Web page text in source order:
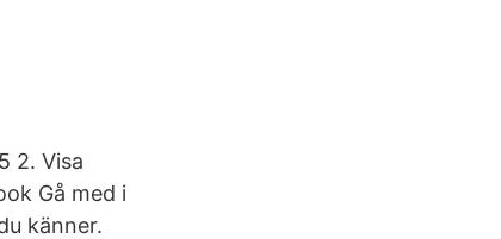
2. Visa
Gå med i
känner.